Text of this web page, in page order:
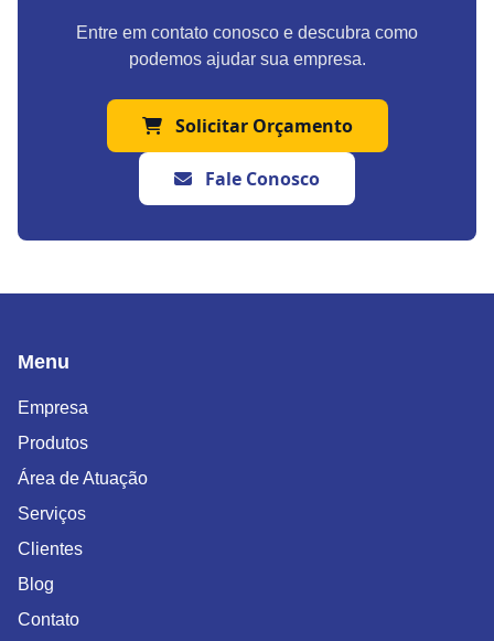
Entre em contato conosco e descubra como
podemos ajudar sua empresa.
Solicitar Orçamento
Fale Conosco
Menu
Empresa
Produtos
Área de Atuação
Serviços
Clientes
Blog
Contato